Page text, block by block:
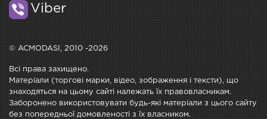
Viber
© ACMODASI, 2010 -2026
Всі права захищено.
Матеріали (торгові марки, відео, зображення і тексти), що
знаходяться на цьому сайті належать їх правовласникам.
Заборонено використовувати будь-які матеріали з цього сайту
без попередньої домовленості з їх власником.